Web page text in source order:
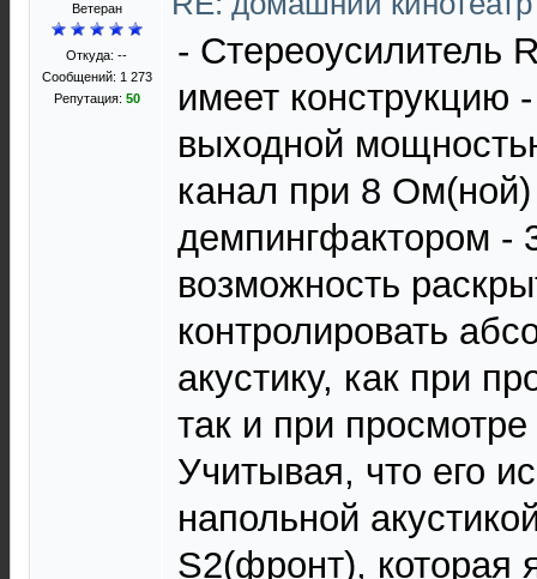
Ветеран
Откуда: --
Сообщений: 1 273
Репутация: 50
- Стереоусилитель
имеет конструкцию
выходной
канал при 8 Ом(ной)
демпингфактором -
возможность
контролировать
акустику, как при
так и при
Учитывая, что его
напольной
S2(фронт), которая